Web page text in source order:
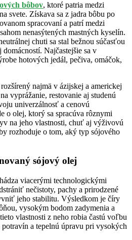
bôbov, ktoré patria medzi
svete. Získava sa z jadra bôbu po
spracovaní a patrí medzi
nenasýtených mastných kyselín.
chuti sa stal bežnou súčasťou
Najčastejšie sa v
hotových jedál, pečiva, omáčok,
najmä v ázijskej a americkej
vyprážanie, restovanie aj studenú
univerzálnosť a cenovú
o olej, ktorý sa spracúva rôznymi
na jeho vlastnosti, chuť aj výživovú
rozhoduje o tom, aký typ sójového
sójový olej
viacerými technologickými
nečistoty, pachy a prirodzené
jeho stabilitu. Výsledkom je číry
vysokým bodom zadymenia a
vlastnosti z neho robia častú voľbu
a tepelnú úpravu pri vysokých